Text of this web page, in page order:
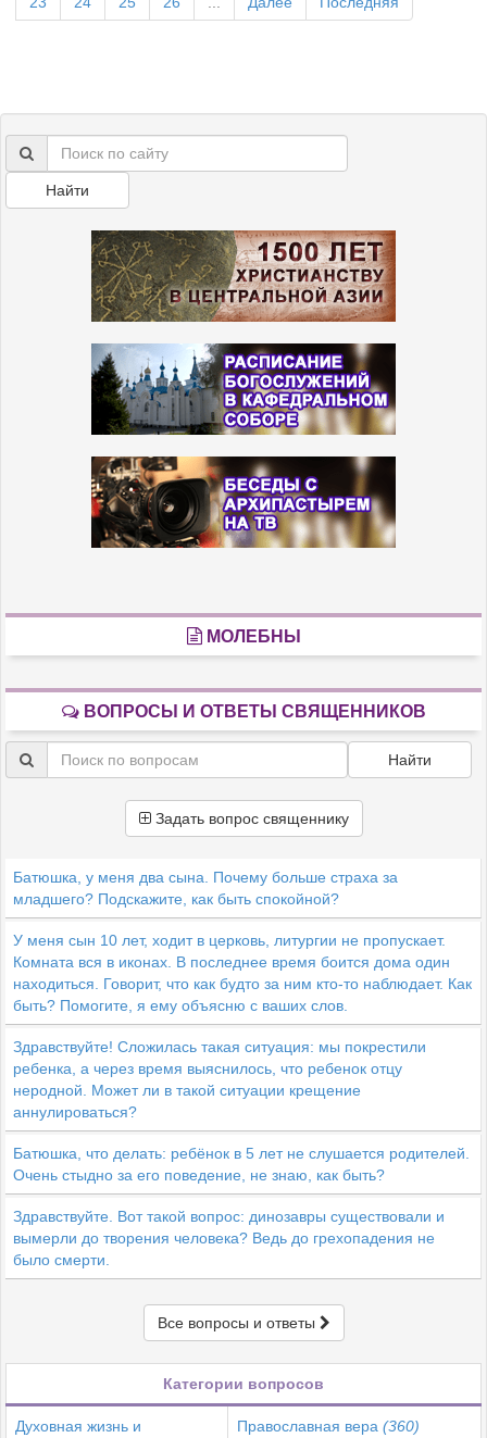
Найти
МОЛЕБНЫ
ВОПРОСЫ И ОТВЕТЫ СВЯЩЕННИКОВ
Найти
Задать вопрос священнику
Батюшка, у меня два сына. Почему больше страха за
младшего? Подскажите, как быть спокойной?
У меня сын 10 лет, ходит в церковь, литургии не пропускает.
Комната вся в иконах. В последнее время боится дома один
находиться. Говорит, что как будто за ним кто-то наблюдает. Как
быть? Помогите, я ему объясню с ваших слов.
Здравствуйте! Сложилась такая ситуация: мы покрестили
ребенка, а через время выяснилось, что ребенок отцу
неродной. Может ли в такой ситуации крещение
аннулироваться?
Батюшка, что делать: ребёнок в 5 лет не слушается родителей.
Очень стыдно за его поведение, не знаю, как быть?
Здравствуйте. Вот такой вопрос: динозавры существовали и
вымерли до творения человека? Ведь до грехопадения не
было смерти.
Все вопросы и ответы
Категории вопросов
Духовная жизнь и Православная вера (360)